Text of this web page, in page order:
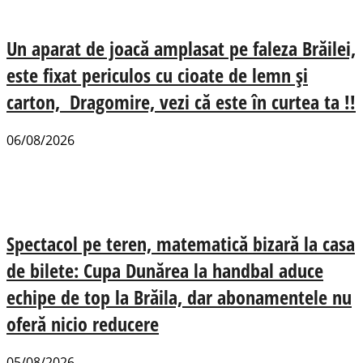
Un aparat de joacă amplasat pe faleza Brăilei,
este fixat periculos cu cioate de lemn și
carton, Dragomire, vezi că este în curtea ta !!
06/08/2026
Spectacol pe teren, matematică bizară la casa
de bilete: Cupa Dunărea la handbal aduce
echipe de top la Brăila, dar abonamentele nu
oferă nicio reducere